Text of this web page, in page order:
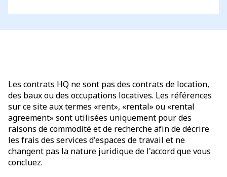
Les contrats HQ ne sont pas des contrats de location,
des baux ou des occupations locatives. Les références
sur ce site aux termes «rent», «rental» ou «rental
agreement» sont utilisées uniquement pour des
raisons de commodité et de recherche afin de décrire
les frais des services d'espaces de travail et ne
changent pas la nature juridique de l'accord que vous
concluez.